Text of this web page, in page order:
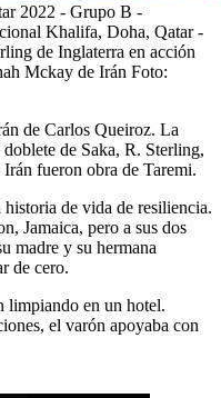
2022 - Grupo B -
Khalifa, Doha, Qatar -
de Inglaterra en acción
Mckay de Irán Foto:
de Carlos Queiroz. La
de Saka, R. Sterling,
fueron obra de Taremi.
de vida de resiliencia.
Jamaica, pero a sus dos
madre y su hermana
de cero.
limpiando en un hotel.
el varón apoyaba con